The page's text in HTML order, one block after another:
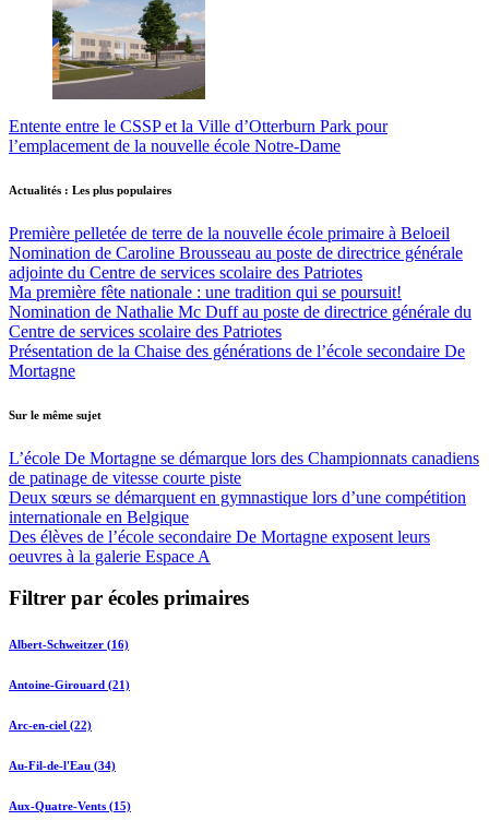
Entente entre le CSSP et la Ville d’Otterburn Park pour
l’emplacement de la nouvelle école Notre-Dame
Actualités : Les plus populaires
Première pelletée de terre de la nouvelle école primaire à Beloeil
Nomination de Caroline Brousseau au poste de directrice générale
adjointe du Centre de services scolaire des Patriotes
Ma première fête nationale : une tradition qui se poursuit!
Nomination de Nathalie Mc Duff au poste de directrice générale du
Centre de services scolaire des Patriotes
Présentation de la Chaise des générations de l’école secondaire De
Mortagne
Sur le même sujet
L’école De Mortagne se démarque lors des Championnats canadiens
de patinage de vitesse courte piste
Deux sœurs se démarquent en gymnastique lors d’une compétition
internationale en Belgique
Des élèves de l’école secondaire De Mortagne exposent leurs
oeuvres à la galerie Espace A
Filtrer par écoles primaires
Albert-Schweitzer (16)
Antoine-Girouard (21)
Arc-en-ciel (22)
Au-Fil-de-l'Eau (34)
Aux-Quatre-Vents (15)